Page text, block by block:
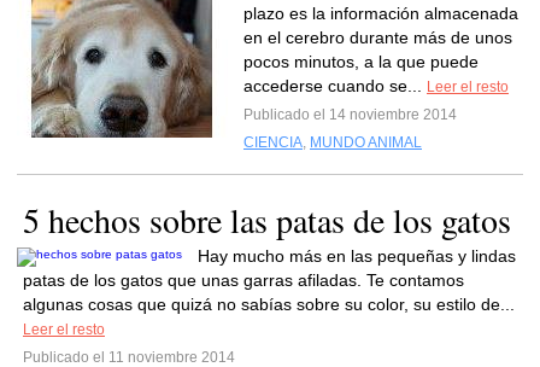
plazo es la información almacenada
en el cerebro durante más de unos
pocos minutos, a la que puede
accederse cuando se...
Leer el resto
Publicado el 14 noviembre 2014
CIENCIA, MUNDO ANIMAL
5 hechos sobre las patas de los gatos
Hay mucho más en las pequeñas y lindas
patas de los gatos que unas garras afiladas. Te contamos
algunas cosas que quizá no sabías sobre su color, su estilo de...
Leer el resto
Publicado el 11 noviembre 2014